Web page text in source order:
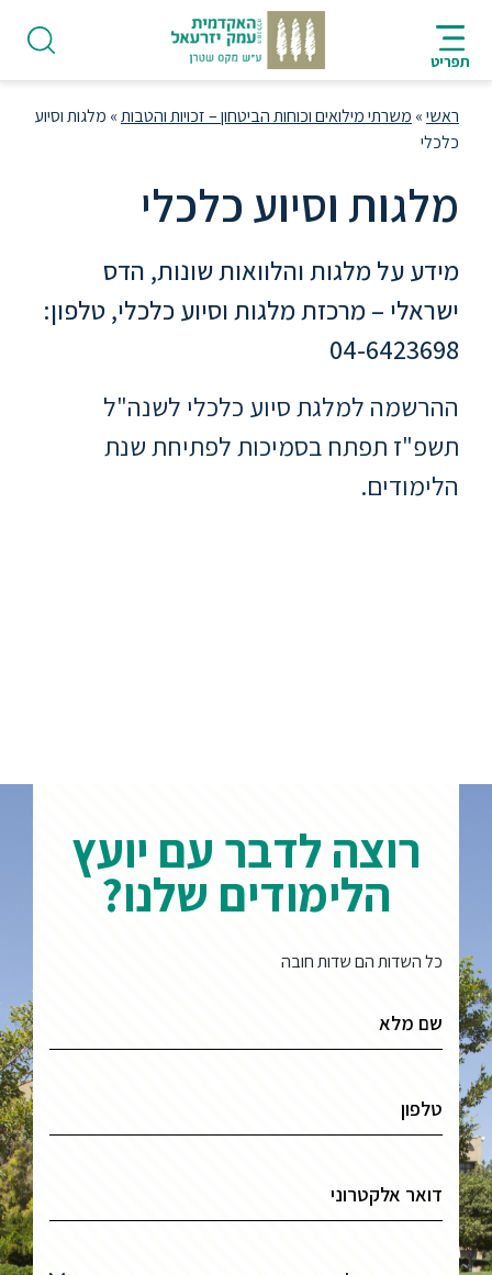
לתוכן
מרכזי
העמוד
תפריט
AR
אודות
ראשון
היחידה
ללימודי
לימודי
מתעניינים
סטודנטים
בוגרים
סגל
שכר
לימוד
ראשי» משרתי מילואים וכוחות הביטחון – זכויות והטבות» מלגות וסיוע
כלכלי
מלגות וסיוע כלכלי
מידע על מלגות והלוואות שונות, הדס
ישראלי – מרכזת מלגות וסיוע כלכלי, טלפון:
04-6423698
ההרשמה למלגת סיוע כלכלי לשנה"ל
תשפ"ז תפתח בסמיכות לפתיחת שנת
הלימודים.
רוצה לדבר עם יועץ
הלימודים שלנו?
כל השדות הם שדות חובה